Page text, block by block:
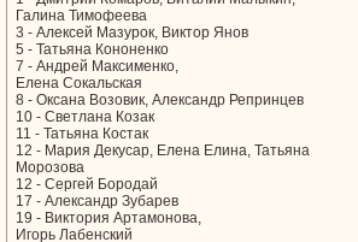
Галина Тимофеева
3 - Алексей Мазурок, Виктор Янов
5 - Татьяна Кононенко
7 - Андрей Максименко,
Елена Сокальская
8 - Оксана Возовик, Александр Репринцев
10 - Светлана Козак
11 - Татьяна Костак
12 - Мария Декусар, Елена Елина, Татьяна
Морозова
12 - Сергей Бородай
17 - Александр Зубарев
19 - Виктория Артамонова,
Игорь Лабенский